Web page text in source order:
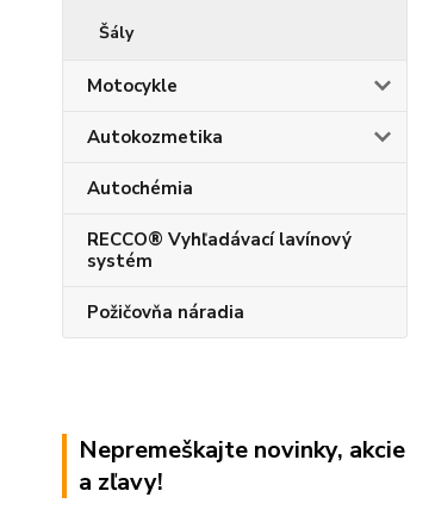
Šály
Motocykle
Autokozmetika
Autochémia
RECCO® Vyhľadávací lavínový
systém
Požičovňa náradia
Nepremeškajte novinky, akcie
a zľavy!